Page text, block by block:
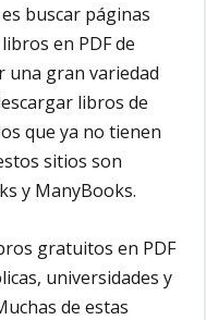
buscar páginas
en PDF de
una gran variedad
libros de
que ya no tienen
sitios son
y ManyBooks.
gratuitos en PDF
universidades y
de estas